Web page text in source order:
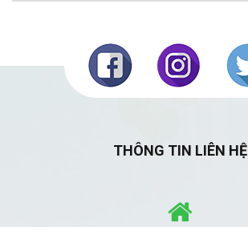
THÔNG TIN LIÊN HỆ